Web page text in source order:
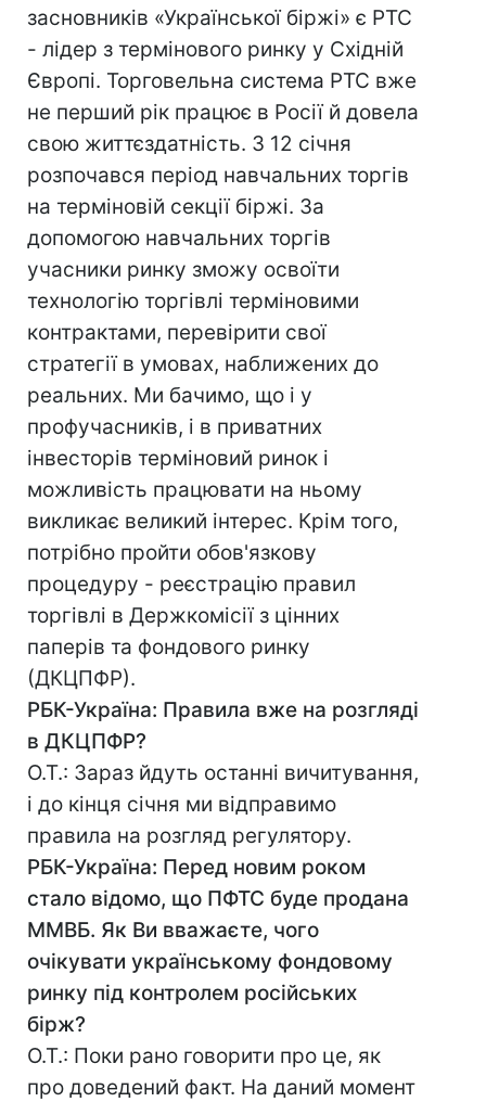
засновників «Української біржі» є РТС
- лідер з термінового ринку у Східній
Європі. Торговельна система РТС вже
не перший рік працює в Росії й довела
свою життєздатність. З 12 січня
розпочався період навчальних торгів
на терміновій секції біржі. За
допомогою навчальних торгів
учасники ринку зможу освоїти
технологію торгівлі терміновими
контрактами, перевірити свої
стратегії в умовах, наближених до
реальних. Ми бачимо, що і у
профучасників, і в приватних
інвесторів терміновий ринок і
можливість працювати на ньому
викликає великий інтерес. Крім того,
потрібно пройти обов'язкову
процедуру - реєстрацію правил
торгівлі в Держкомісії з цінних
паперів та фондового ринку
(ДКЦПФР).
РБК-Україна: Правила вже на розгляді
в ДКЦПФР?
О.Т.: Зараз йдуть останні вичитування,
і до кінця січня ми відправимо
правила на розгляд регулятору.
РБК-Україна: Перед новим роком
стало відомо, що ПФТС буде продана
ММВБ. Як Ви вважаєте, чого
очікувати українському фондовому
ринку під контролем російських
бірж?
О.Т.: Поки рано говорити про це, як
про доведений факт. На даний момент